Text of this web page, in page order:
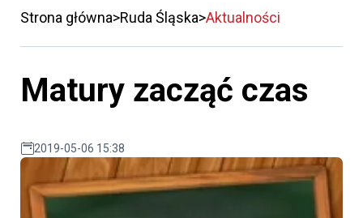
Strona główna Ruda Śląska Aktualności
Matury zacząć czas
2019-05-06 15:38